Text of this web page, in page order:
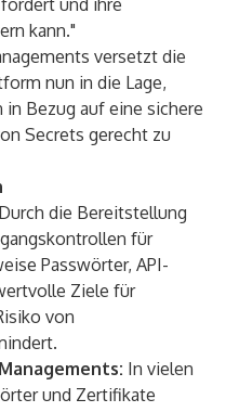
und ihre
kann."
versetzt die
nun in die Lage,
Bezug auf eine sichere
Secrets gerecht zu
Durch die Bereitstellung
für
Passwörter, API-
Ziele für
von
In vielen
und Zertifikate